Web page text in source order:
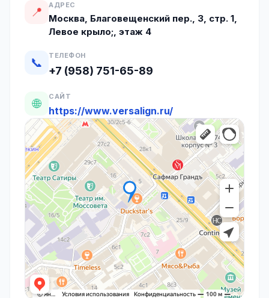
📍 АДРЕС
Москва, Благовещенский пер., 3, стр. 1,
Левое крыло;, этаж 4
📞 ТЕЛЕФОН
+7 (958) 751-65-89
🌐 САЙТ
https://www.versalign.ru/